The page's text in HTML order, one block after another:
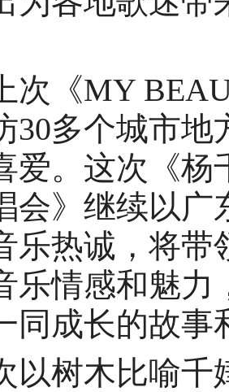
《MY
30多个城市
爱。这次《杨
会》继续以广
乐热诚，将带
乐情感和魅
同成长的故事
树木比喻千